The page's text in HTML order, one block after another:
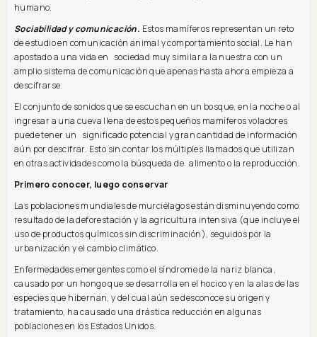
humano.
Sociabilidad y comunicación. Estos mamíferos representan un reto
de estudio en comunicación animal y comportamiento social. Le han
apostado a una vida en sociedad muy similar a la nuestra con un
amplio sistema de comunicación que apenas hasta ahora empieza a
descifrarse.
El conjunto de sonidos que se escuchan en un bosque, en la noche o al
ingresar a una cueva llena de estos pequeños mamíferos voladores
puede tener un significado potencial y gran cantidad de información
aún por descifrar. Esto sin contar los múltiples llamados que utilizan
en otras actividades como la búsqueda de alimento o la reproducción.
Primero conocer, luego conservar
Las poblaciones mundiales de murciélagos están disminuyendo como
resultado de la deforestación y la agricultura intensiva (que incluye el
uso de productos químicos sin discriminación), seguidos por la
urbanización y el cambio climático.
Enfermedades emergentes como el síndrome de la nariz blanca,
causado por un hongo que se desarrolla en el hocico y en la alas de las
especies que hibernan, y del cual aún se desconoce su origen y
tratamiento, ha causado una drástica reducción en algunas
poblaciones en los Estados Unidos.